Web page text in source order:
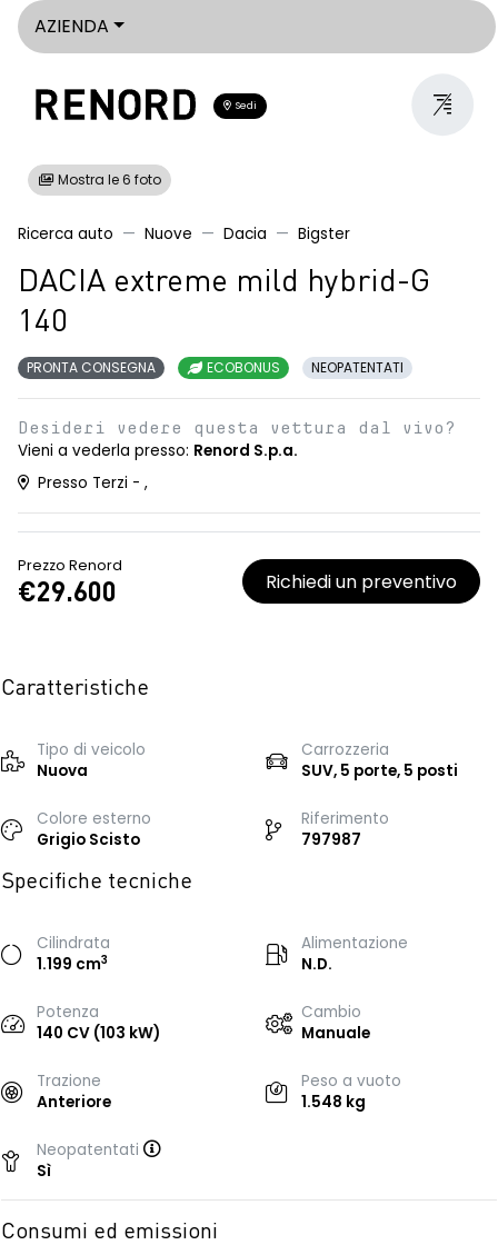
AZIENDA
Sedi
Mostra le 6 foto
Ricerca auto Nuove Dacia Bigster
DACIA extreme mild hybrid-G
140
PRONTA CONSEGNA ECOBONUS NEOPATENTATI
Desideri vedere questa vettura dal vivo?
Vieni a vederla presso: Renord S.p.a.
Presso Terzi - ,
Prezzo Renord
€29.600 Richiedi un preventivo
Caratteristiche
Tipo di veicolo
Nuova
Carrozzeria
SUV, 5 porte, 5 posti
Colore esterno
Grigio Scisto
Riferimento
797987
Specifiche tecniche
Cilindrata
1.199 cm3
Alimentazione
N.D.
Potenza
140 CV (103 kW)
Cambio
Manuale
Trazione
Anteriore
Peso a vuoto
1.548 kg
Neopatentati
Sì
Consumi ed emissioni